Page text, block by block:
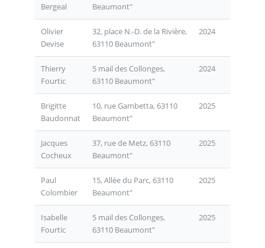
Bergeal
Beaumont"
Olivier
Devise
32, place N.-D. de la Rivière,
63110 Beaumont"
2024
Thierry
Fourtic
5 mail des Collonges,
63110 Beaumont"
2024
Brigitte
Baudonnat
10, rue Gambetta, 63110
Beaumont"
2025
Jacques
Cocheux
37, rue de Metz, 63110
Beaumont"
2025
Paul
Colombier
15, Allée du Parc, 63110
Beaumont"
2025
Isabelle
Fourtic
5 mail des Collonges,
63110 Beaumont"
2025